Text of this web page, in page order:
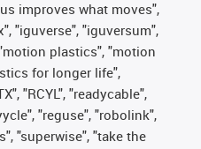
improves what moves",
"iguverse", "iguversum",
plastics", "motion
for longer life",
"RCYL", "readycable",
"reguse", "robolink",
"superwise", "take the